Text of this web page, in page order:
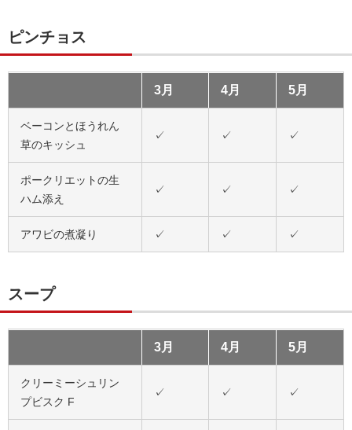
ピンチョス
3月 4月 5月
ベーコンとほうれん
草のキッシュ
✓ ✓ ✓
ポークリエットの生
ハム添え
✓ ✓ ✓
アワビの煮凝り ✓ ✓ ✓
スープ
3月 4月 5月
クリーミーシュリン
プビスク F
✓ ✓ ✓